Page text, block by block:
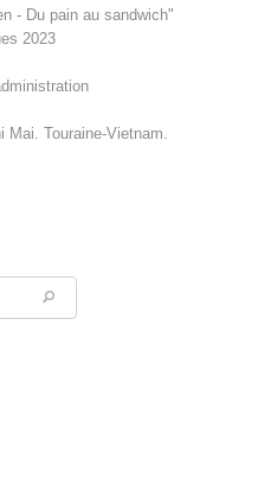
- Du pain au sandwich"
2023
Mai. Touraine-Vietnam.